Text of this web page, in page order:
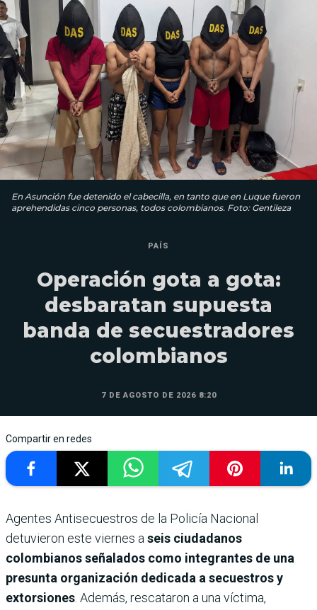
En Asunción fue detenido el cabecilla, en tanto que en Luque fueron
aprehendidas cinco personas, todos colombianos. Foto: Gentileza
PAÍS
Operación gota a gota:
desbaratan supuesta
banda de secuestradores
colombianos
7 DE AGOSTO DE 2026 8:20
Compartir en redes
Agentes Antisecuestros de la Policía Nacional
detuvieron este viernes a seis ciudadanos
colombianos señalados como integrantes de una
presunta organización dedicada a secuestros y
extorsiones . Además, rescataron a una víctima,